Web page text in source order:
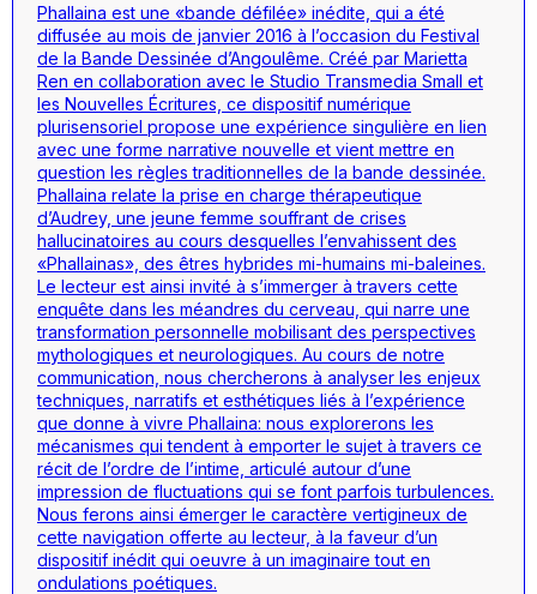
Phallaina est une «bande défilée» inédite, qui a été
diffusée au mois de janvier 2016 à l’occasion du Festival
de la Bande Dessinée d’Angoulême. Créé par Marietta
Ren en collaboration avec le Studio Transmedia Small et
les Nouvelles Écritures, ce dispositif numérique
plurisensoriel propose une expérience singulière en lien
avec une forme narrative nouvelle et vient mettre en
question les règles traditionnelles de la bande dessinée.
Phallaina relate la prise en charge thérapeutique
d’Audrey, une jeune femme souffrant de crises
hallucinatoires au cours desquelles l’envahissent des
«Phallainas», des êtres hybrides mi-humains mi-baleines.
Le lecteur est ainsi invité à s’immerger à travers cette
enquête dans les méandres du cerveau, qui narre une
transformation personnelle mobilisant des perspectives
mythologiques et neurologiques. Au cours de notre
communication, nous chercherons à analyser les enjeux
techniques, narratifs et esthétiques liés à l’expérience
que donne à vivre Phallaina: nous explorerons les
mécanismes qui tendent à emporter le sujet à travers ce
récit de l’ordre de l’intime, articulé autour d’une
impression de fluctuations qui se font parfois turbulences.
Nous ferons ainsi émerger le caractère vertigineux de
cette navigation offerte au lecteur, à la faveur d’un
dispositif inédit qui oeuvre à un imaginaire tout en
ondulations poétiques.